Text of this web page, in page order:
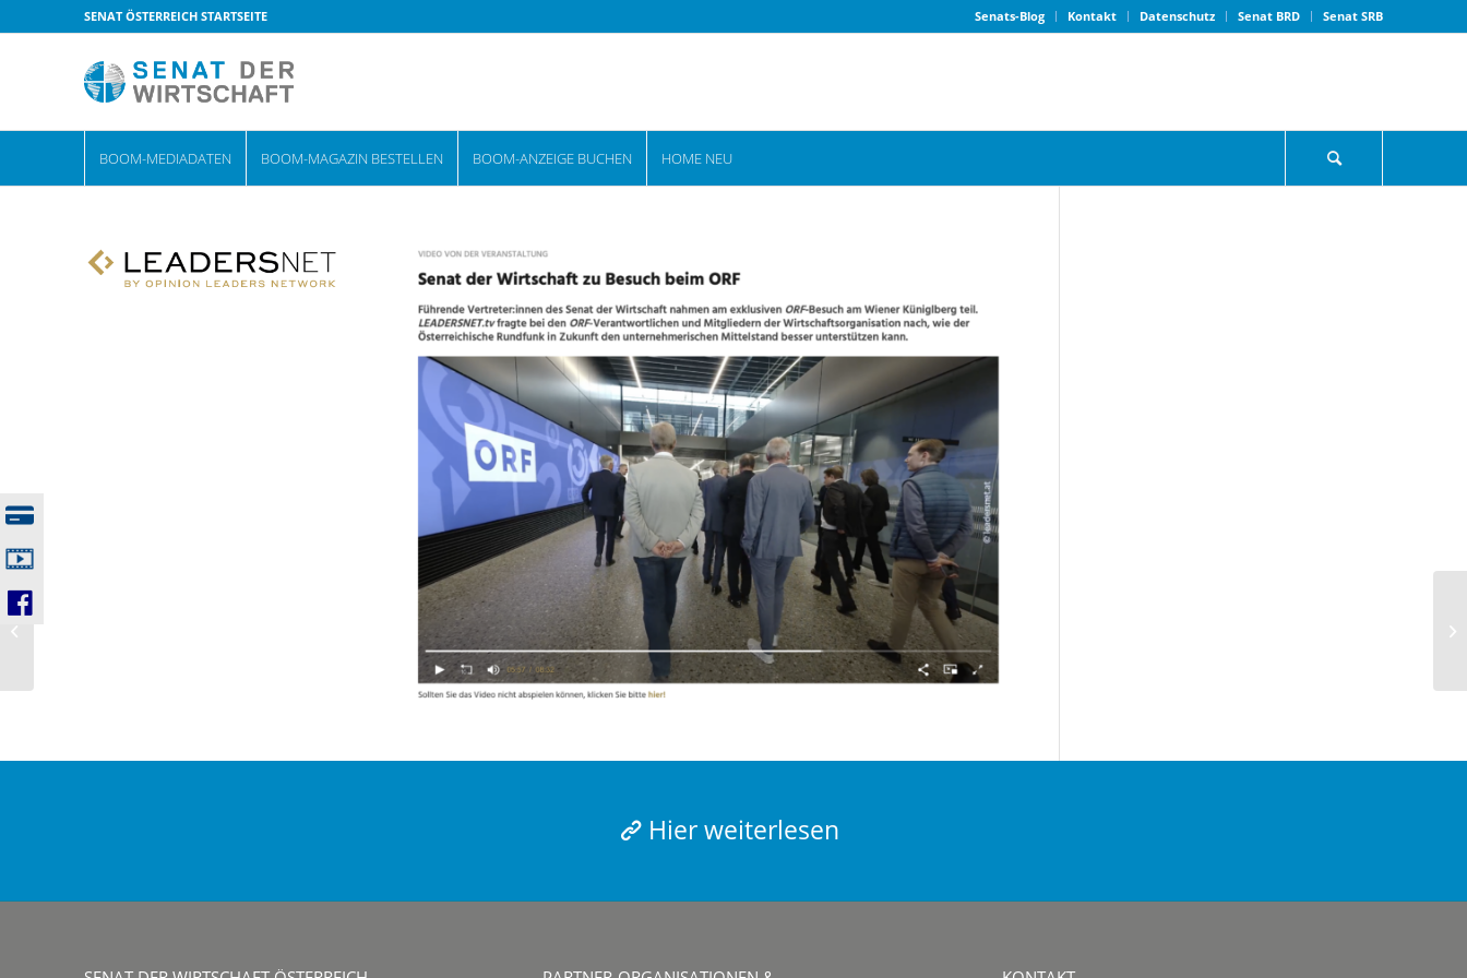
Senats-Blog Kontakt Datenschutz Senat BRD Senat SRB
SENAT ÖSTERREICH STARTSEITE
BOOM-MEDIADATEN BOOM-MAGAZIN BESTELLEN BOOM-ANZEIGE BUCHEN HOME NEU
Hier weiterlesen